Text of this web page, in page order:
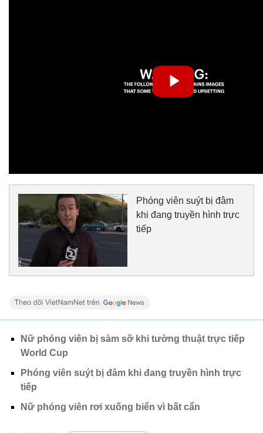
Phóng viên suýt bị đâm
khi đang truyền hình trực
tiếp
Nữ phóng viên bị sàm sỡ khi tường thuật trực tiếp
World Cup
Phóng viên suýt bị đâm khi đang truyền hình trực
tiếp
Nữ phóng viên rơi xuống biển vì bất cẩn